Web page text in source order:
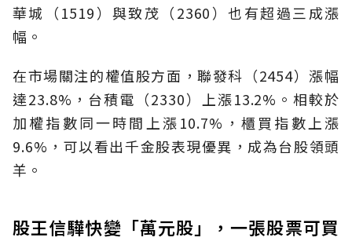
華城（1519）與致茂（2360）也有超過三成漲
幅。
在市場關注的權值股方面，聯發科（2454）漲幅
達23.8%，台積電（2330）上漲13.2%。相較於
加權指數同一時間上漲10.7%，櫃買指數上漲
9.6%，可以看出千金股表現優異，成為台股領頭
羊。
股王信驊快變「萬元股」，一張股票可買